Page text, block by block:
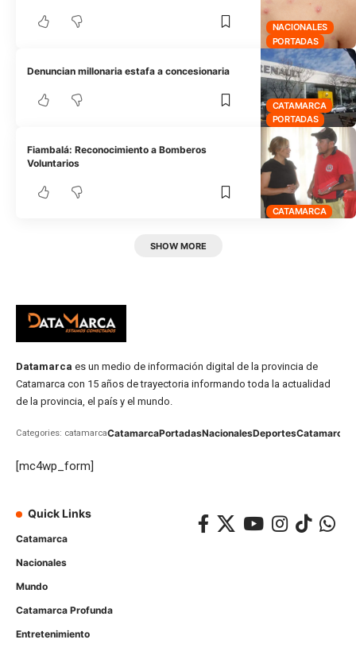
NACIONALES
PORTADAS
CATAMARCA
PORTADAS
Denuncian millonaria estafa a concesionaria
CATAMARCA
Fiambalá: Reconocimiento a Bomberos
Voluntarios
SHOW MORE
Datamarca es un medio de información digital de la provincia de
Catamarca con 15 años de trayectoria informando toda la actualidad
de la provincia, el país y el mundo.
Categories: catamarcaCatamarcaPortadasNacionalesDeportesCatamarca
[mc4wp_form]
Quick Links
Catamarca
Nacionales
Mundo
Catamarca Profunda
Entretenimiento